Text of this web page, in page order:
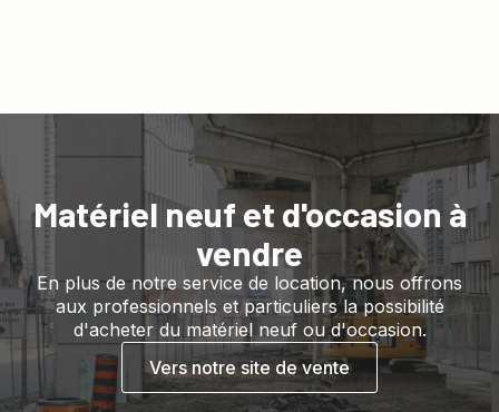
Matériel neuf et d'occasion à
vendre
En plus de notre service de location, nous offrons
aux professionnels et particuliers la possibilité
d'acheter du matériel neuf ou d'occasion.
Vers notre site de vente